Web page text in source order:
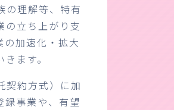
の理解等、特有
の立ち上がり支
加速化・拡大
ます。
契約方式）に加
録事業や、有望